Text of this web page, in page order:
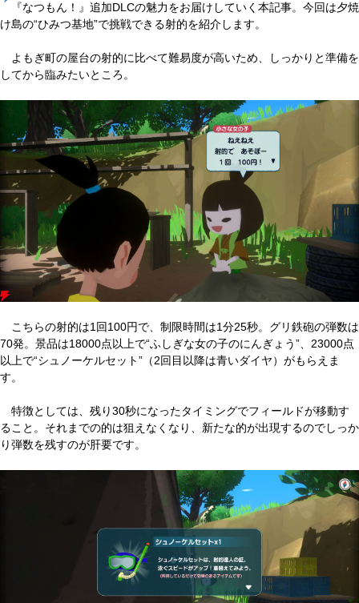
『なつもん！』追加DLCの魅力をお届けしていく本記事。今回は夕焼
け島の“ひみつ基地”で挑戦できる射的を紹介します。
よもぎ町の屋台の射的に比べて難易度が高いため、しっかりと準備を
してから臨みたいところ。
こちらの射的は1回100円で、制限時間は1分25秒。グリ鉄砲の弾数は
70発。景品は18000点以上で“ふしぎな女の子のにんぎょう”、23000点
以上で“シュノーケルセット”（2回目以降は青いダイヤ）がもらえま
す。
特徴としては、残り30秒になったタイミングでフィールドが移動す
ること。それまでの的は狙えなくなり、新たな的が出現するのでしっか
り弾数を残すのが肝要です。